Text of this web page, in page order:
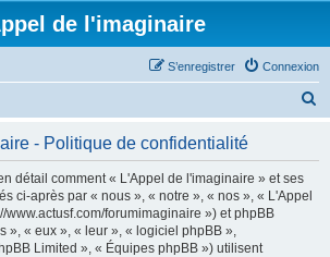
de l'imaginaire
Connexion
S’enregistrer
- Politique de confidentialité
détail comment « L'Appel de l'imaginaire » et ses
ci-après par « nous », « notre », « nos », « L'Appel
www.actusf.com/forumimaginaire ») et phpBB
», « eux », « leur », « logiciel phpBB »,
Limited », « Équipes phpBB ») utilisent